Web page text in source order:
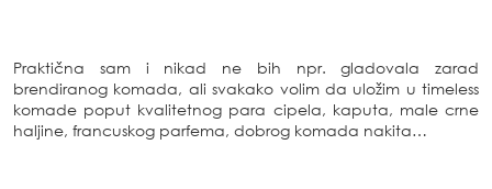
Praktična sam i nikad ne bih npr. gladovala zarad
brendiranog komada, ali svakako volim da uložim u timeless
komade poput kvalitetnog para cipela, kaputa, male crne
haljine, francuskog parfema, dobrog komada nakita…